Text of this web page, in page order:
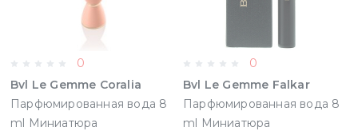
0
Bvl Le Gemme Coralia
Парфюмированная вода 8
ml Миниатюра
0
Bvl Le Gemme Falkar
Парфюмированная вода 8
ml Миниатюра